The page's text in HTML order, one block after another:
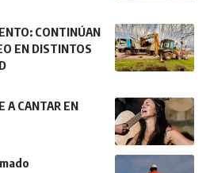
CONTINÚAN
EN DISTINTOS
A CANTAR EN